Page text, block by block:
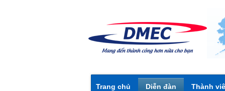
Trang chủ Diễn đàn Thành